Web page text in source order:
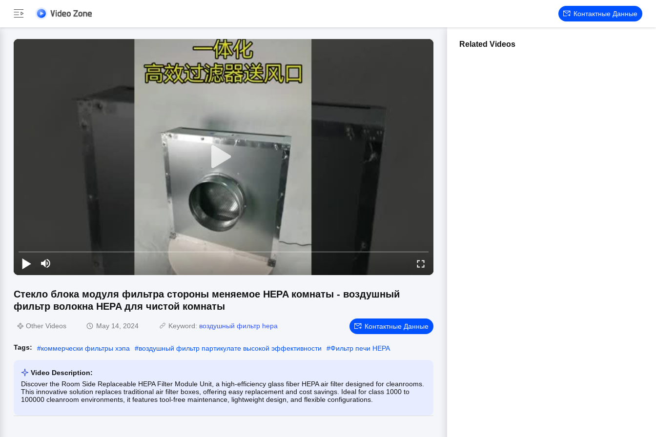
Контактные Данные
Стекло блока модуля фильтра стороны меняемое HEPA комнаты - воздушный
фильтр волокна HEPA для чистой комнаты
Other Videos May 14, 2024 Keyword: воздушный фильтр hepa Контактные Данные
Tags: #коммерчески фильтры хэпа #воздушный фильтр партикулате высокой эффективности #Фильтр печи HEPA
Video Description:
Discover the Room Side Replaceable HEPA Filter Module Unit, a high-efficiency glass fiber HEPA air filter designed for cleanrooms.
This innovative solution replaces traditional air filter boxes, offering easy replacement and cost savings. Ideal for class 1000 to
100000 cleanroom environments, it features tool-free maintenance, lightweight design, and flexible configurations.
Related Videos